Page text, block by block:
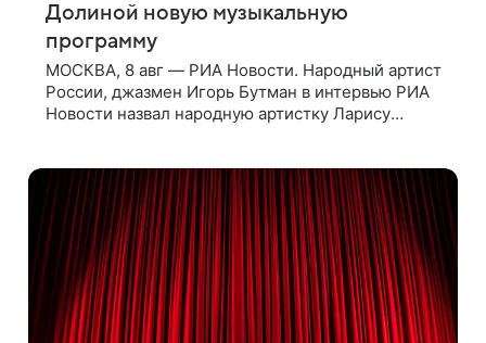
Долиной новую музыкальную
программу
МОСКВА, 8 авг — РИА Новости. Народный артист
России, джазмен Игорь Бутман в интервью РИА
Новости назвал народную артистку Ларису